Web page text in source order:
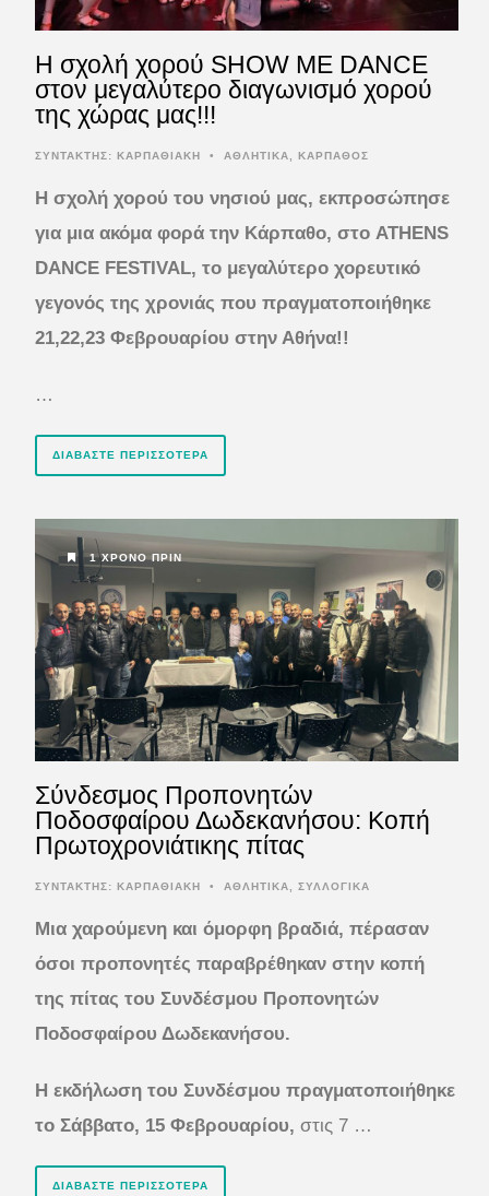
Η σχολή χορού SHOW ME DANCE
στον μεγαλύτερο διαγωνισμό χορού
της χώρας μας!!!
ΣΥΝΤΆΚΤΗΣ: ΚΑΡΠΑΘΙΑΚΗ • ΑΘΛΗΤΙΚΑ ΚΑΡΠΑΘΟΣ
Η σχολή χορού του νησιού μας, εκπροσώπησε
για μια ακόμα φορά την Κάρπαθο, στο ATHENS
DANCE FESTIVAL, το μεγαλύτερο χορευτικό
γεγονός της χρονιάς που πραγματοποιήθηκε
21,22,23 Φεβρουαρίου στην Αθήνα!!
…
ΔΙΑΒΆΣΤΕ ΠΕΡΙΣΣΌΤΕΡΑ
1 ΧΡΌΝΟ ΠΡΙΝ
Σύνδεσμος Προπονητών
Ποδοσφαίρου Δωδεκανήσου: Κοπή
Πρωτοχρονιάτικης πίτας
ΣΥΝΤΆΚΤΗΣ: ΚΑΡΠΑΘΙΑΚΗ • ΑΘΛΗΤΙΚΑ ΣΥΛΛΟΓΙΚΑ
Μια χαρούμενη και όμορφη βραδιά, πέρασαν
όσοι προπονητές παραβρέθηκαν στην κοπή
της πίτας του Συνδέσμου Προπονητών
Ποδοσφαίρου Δωδεκανήσου.
Η εκδήλωση του Συνδέσμου πραγματοποιήθηκε
το Σάββατο, 15 Φεβρουαρίου, στις 7 …
ΔΙΑΒΆΣΤΕ ΠΕΡΙΣΣΌΤΕΡΑ